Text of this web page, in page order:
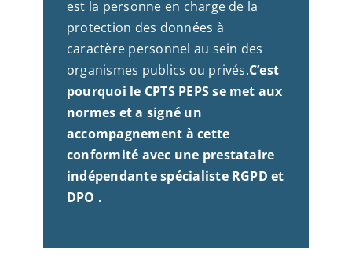
est la personne en charge de la
protection des données à
caractère personnel au sein des
organismes publics ou privés.C’est
pourquoi le CPTS PEPS se met aux
normes et a signé un
accompagnement à cette
conformité avec une prestataire
indépendante spécialiste RGPD et
DPO .